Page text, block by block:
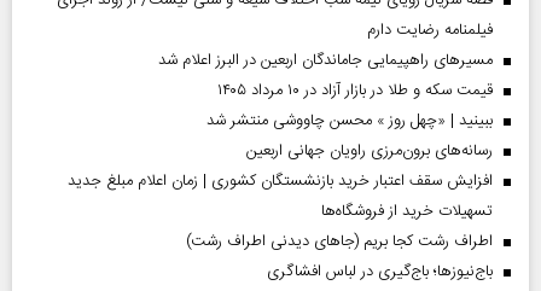
فیلمنامه رضایت دارم
مسیر‌های راهپیمایی جاماندگان اربعین در البرز اعلام شد
قیمت سکه و طلا در بازار آزاد در ۱۰ مرداد ۱۴۰۵
ببینید | «چهل روز » محسن چاووشی منتشر شد
رسانه‌های برون‌مرزی راویان جهانی اربعین
افزایش سقف اعتبار خرید بازنشستگان کشوری | زمان اعلام مبلغ جدید
تسهیلات خرید از فروشگاه‌ها
اطراف رشت کجا بریم (جاهای دیدنی اطراف رشت)
باج‌نیوزها؛ باج‌گیری در لباس افشاگری